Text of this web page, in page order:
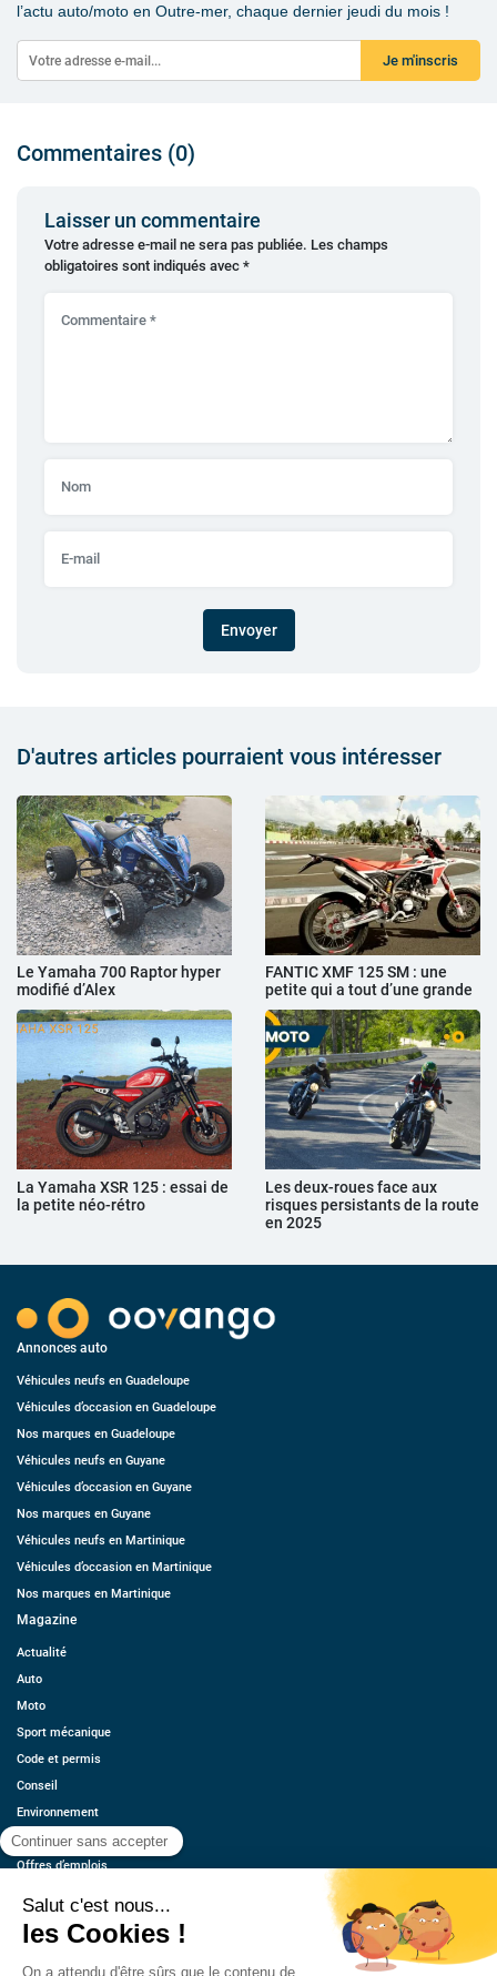
l’actu auto/moto en Outre-mer, chaque dernier jeudi du mois !
Je m'inscris
Commentaires (0)
Laisser un commentaire
Votre adresse e-mail ne sera pas publiée. Les champs
obligatoires sont indiqués avec *
Envoyer
D'autres articles pourraient vous intéresser
Le Yamaha 700 Raptor hyper
modifié d’Alex
FANTIC XMF 125 SM : une
petite qui a tout d’une grande
La Yamaha XSR 125 : essai de
la petite néo-rétro
Les deux-roues face aux
risques persistants de la route
en 2025
Annonces auto
Véhicules neufs en Guadeloupe
Véhicules d’occasion en Guadeloupe
Nos marques en Guadeloupe
Véhicules neufs en Guyane
Véhicules d’occasion en Guyane
Nos marques en Guyane
Véhicules neufs en Martinique
Véhicules d’occasion en Martinique
Nos marques en Martinique
Magazine
Actualité
Auto
Moto
Sport mécanique
Code et permis
Conseil
Environnement
Économie
Offres d’emplois
Contact